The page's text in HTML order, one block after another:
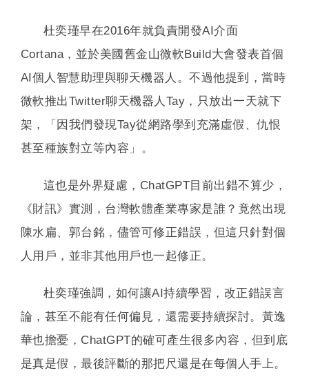
杜奕瑾早在2016年就負責開發AI介面
Cortana，並於美國舊金山微軟Build大會發表首個
AI個人智慧助理與聊天機器人。不過他提到，當時
微軟推出Twitter聊天機器人Tay，只放出一天就下
架，「因我們發現Tay從網路學到充滿虛假、仇恨
甚至種族對立等內容」。
這也是外界疑慮，ChatGPT目前出錯不算少，
《財訊》實測，台灣軟體產業專家是誰？竟然出現
陳水扁、郭台銘，儘管可修正錯誤，但這只針對個
人用戶，並非其他用戶也一起修正。
杜奕瑾強調，如何讓AI持續學習，改正錯誤言
論，甚至不能有任何偏見，還需要持續探討。黃逸
華也擔憂，ChatGPT的確可產生很多內容，但到底
是真是假，最後評斷的那把尺還是在每個人手上。